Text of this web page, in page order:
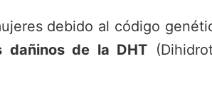
debido al código
dañinos de la DHT